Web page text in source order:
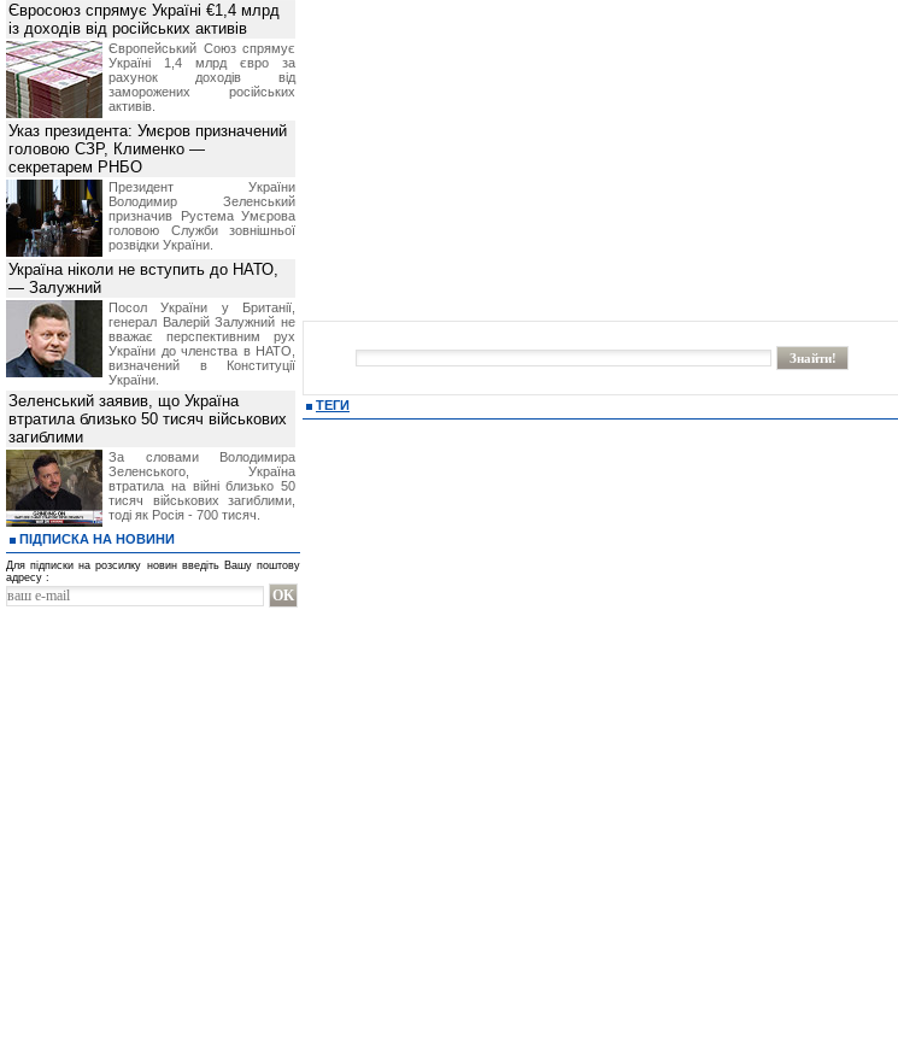
ТЕГИ
Євросоюз спрямує Україні €1,4 млрд
із доходів від російських активів
Європейський Союз спрямує
Україні 1,4 млрд євро за
рахунок доходів від
заморожених російських
активів.
Указ президента: Умєров призначений
головою СЗР, Клименко —
секретарем РНБО
Президент України
Володимир Зеленський
призначив Pустема Умєрова
головою Служби зовнішньої
розвідки України.
Україна ніколи не вступить до НАТО,
— Залужний
Посол України у Британії,
генерал Валерій Залужний не
вважає перспективним рух
України до членства в НАТО,
визначений в Конституції
України.
Зеленський заявив, що Україна
втратила близько 50 тисяч військових
загиблими
За словами Володимира
Зеленського, Україна
втратила на війні близько 50
тисяч військових загиблими,
тоді як Росія - 700 тисяч.
ПІДПИСКА НА НОВИНИ
Для підписки на розсилку новин введіть Вашу поштову
адресу :